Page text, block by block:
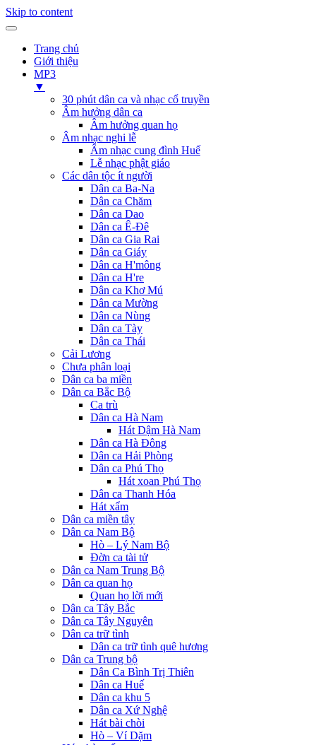
Skip to content
Trang chủ
Giới thiệu
MP3
▼
30 phút dân ca và nhạc cổ truyền
Âm hưởng dân ca
Âm hưởng quan họ
Âm nhạc nghi lễ
Âm nhạc cung đình Huế
Lễ nhạc phật giáo
Các dân tộc ít người
Dân ca Ba-Na
Dân ca Chăm
Dân ca Dao
Dân ca Ê-Đê
Dân ca Gia Rai
Dân ca Giáy
Dân ca H'mông
Dân ca H're
Dân ca Khơ Mú
Dân ca Mường
Dân ca Nùng
Dân ca Tày
Dân ca Thái
Cải Lương
Chưa phân loại
Dân ca ba miền
Dân ca Bắc Bộ
Ca trù
Dân ca Hà Nam
Hát Dậm Hà Nam
Dân ca Hà Đông
Dân ca Hải Phòng
Dân ca Phú Thọ
Hát xoan Phú Thọ
Dân ca Thanh Hóa
Hát xẩm
Dân ca miền tây
Dân ca Nam Bộ
Hò – Lý Nam Bộ
Đờn ca tài tử
Dân ca Nam Trung Bộ
Dân ca quan họ
Quan họ lời mới
Dân ca Tây Bắc
Dân ca Tây Nguyên
Dân ca trữ tình
Dân ca trữ tình quê hương
Dân ca Trung bộ
Dân Ca Bình Trị Thiên
Dân ca Huế
Dân ca khu 5
Dân ca Xứ Nghệ
Hát bài chòi
Hò – Ví Dặm